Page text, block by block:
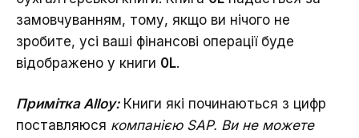
замовчуванням, тому, якщо ви нічого не
зробите, усі ваші фінансові операції буде
відображено у книги 0L.
Примітка Alloy: Книги які починаються з цифр
поставляюся компанією SAP. Ви не можете